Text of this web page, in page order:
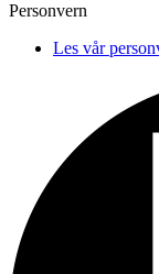
Personvern
Les vår